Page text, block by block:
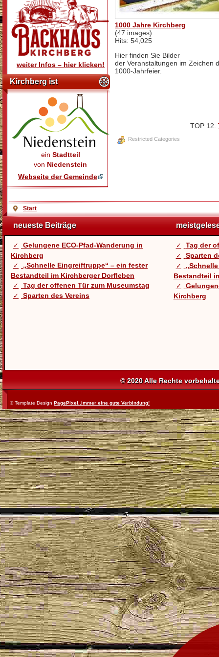
weiter Infos – hier klicken!
Kirchberg ist
ein Stadtteil
von Niedenstein
Webseite der Gemeinde
1000 Jahre Kirchberg
(47 images)
Hits: 54,025
Hier finden Sie Bilder
der Veranstaltungen im Zeichen
1000-Jahrfeier.
TOP 12:
Restricted Categories
Start
neueste Beiträge
Gelungene ECO-Pfad-Wanderung in
Kirchberg
„Schnelle Eingreiftruppe“ – ein fester
Bestandteil im Kirchberger Dorfleben
Tag der offenen Tür zum Museumstag
Sparten des Vereins
Tag der
Sparten
Bestandteil
Kirchberg
© 2020 Alle Rechte
© Template Design PagePixel..immer eine gute Verbindung!